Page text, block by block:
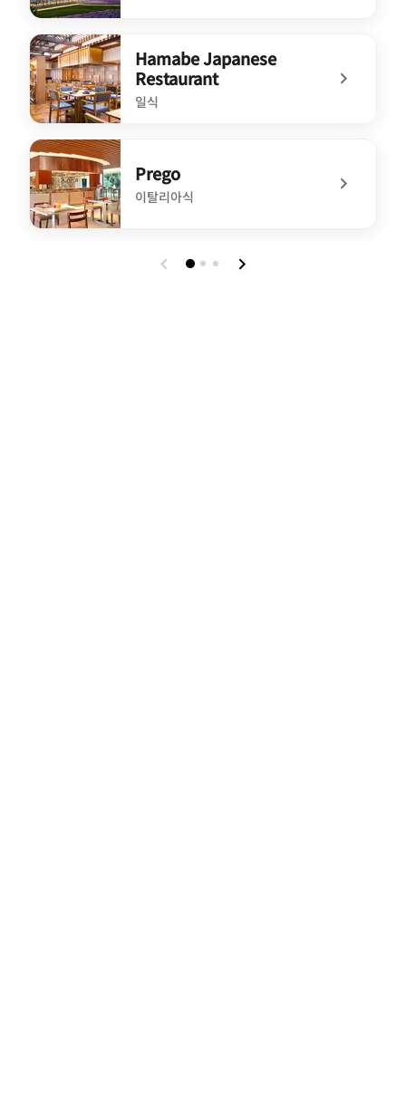
undefined Ikan Restaurant & Bar
Hamabe Japanese
Restaurant
일식
undefined Hamabe Japanese Restaurant
Prego
이탈리아식